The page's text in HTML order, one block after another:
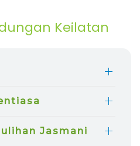
Keilatan
Jasmani